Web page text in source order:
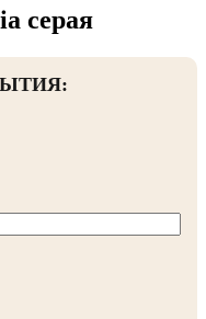
серая